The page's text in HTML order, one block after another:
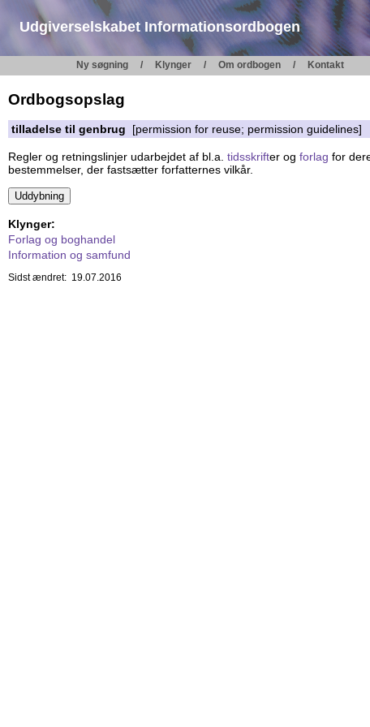
Udgiverselskabet Informationsordbogen
Ny søgning Klynger Om ordbogen Kontakt
Ordbogsopslag
tilladelse til genbrug [permission for reuse; permission guidelines]
Regler og retningslinjer udarbejdet af bl.a. tidsskrifter og forlag for
bestemmelser, der fastsætter forfatternes vilkår.
Klynger:
Forlag og boghandel
Information og samfund
Sidst ændret: 19.07.2016